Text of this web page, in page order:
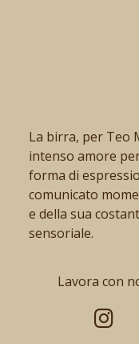
La birra, per Teo
intenso amore
forma di
comunicato
e della sua
sensoriale.
Lavora con